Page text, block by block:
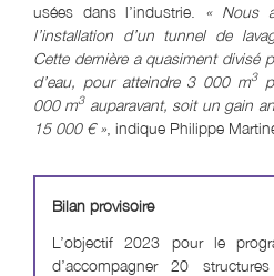
usées dans l’industrie. « Nous
l’installation d’un tunnel de
Cette dernière a quasiment divisé
d’eau, pour atteindre 3 000 m3
000 m3auparavant, soit un gain
15 000 € » , indique Philippe
Bilan provisoire
L’objectif 2023 pour le
d’accompagner 20